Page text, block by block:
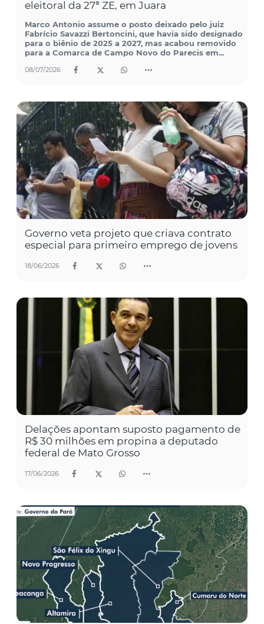
eleitoral da 27ª ZE, em Juara
Marco Antonio assume o posto deixado pelo juiz
Fabrício Savazzi Bertoncini, que havia sido designado
para o biênio de 2025 a 2027, mas acabou removido
para a Comarca de Campo Novo do Parecis em...
08/07/2026
Governo veta projeto que criava contrato
especial para primeiro emprego de jovens
18/06/2026
Delações apontam suposto pagamento de
R$ 30 milhões em propina a deputado
federal de Mato Grosso
17/06/2026